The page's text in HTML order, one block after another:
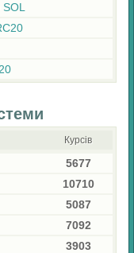
Курсів
5677
10710
5087
7092
3903